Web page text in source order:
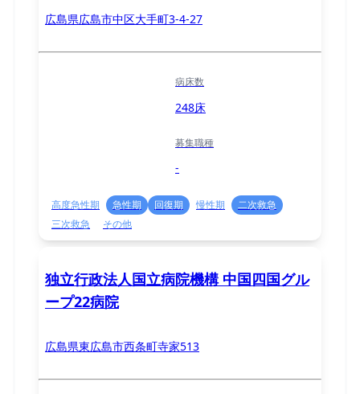
広島県広島市中区大手町3-4-27
病床数
248床
募集職種
-
高度急性期 急性期 回復期 慢性期
二次救急
三次救急
その他
独立行政法人国立病院機構 中国四国グル
ープ22病院
広島県東広島市西条町寺家513